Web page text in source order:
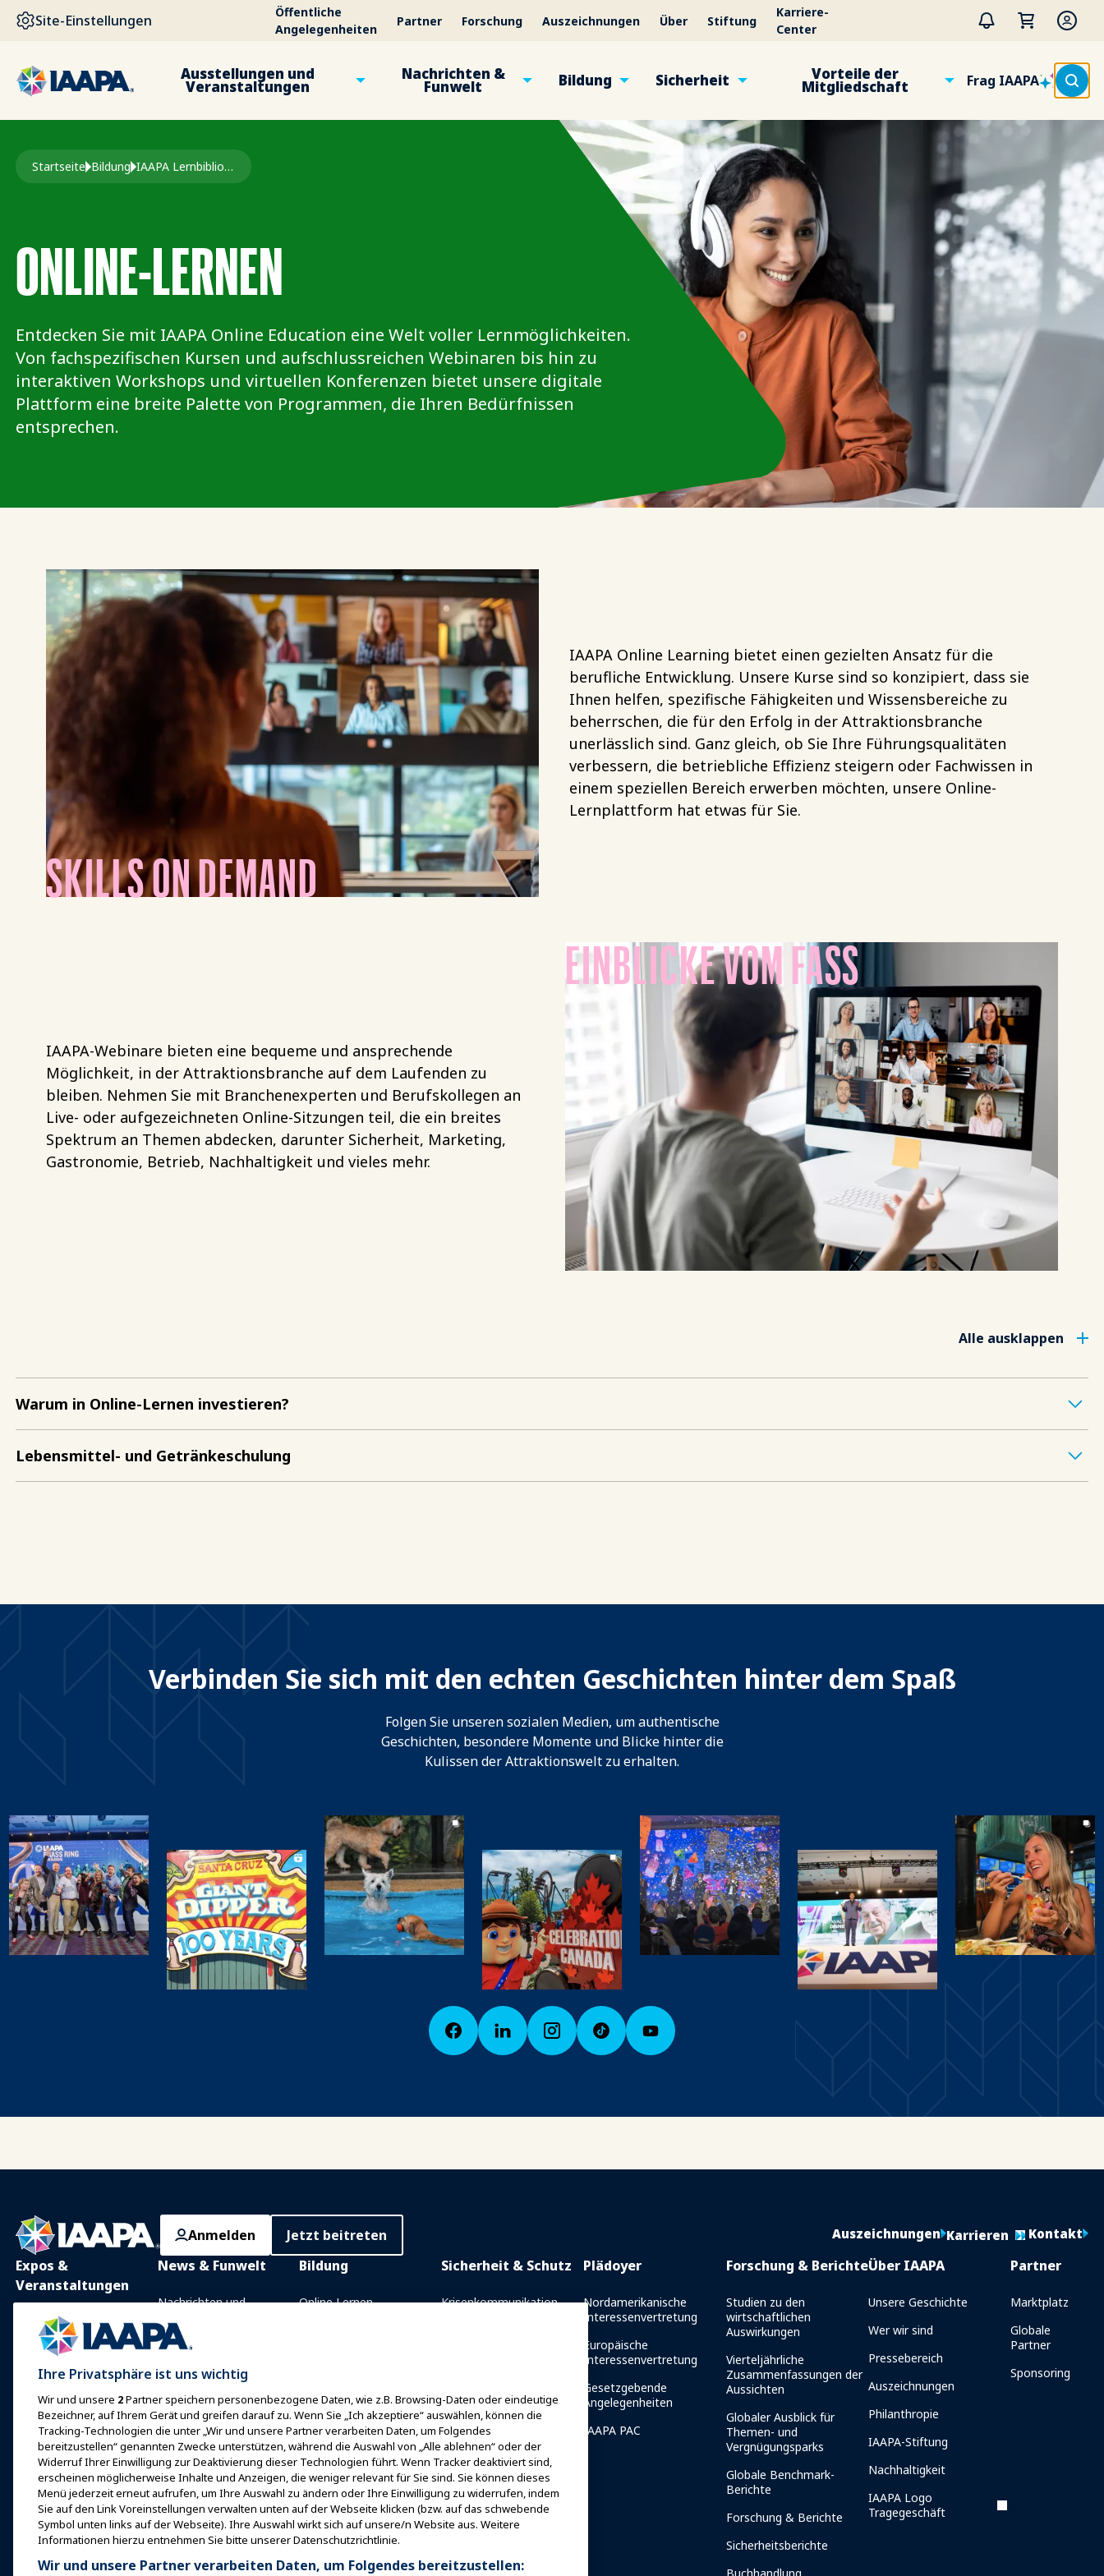
DIREKT ZUM INHALT
Site-Einstellungen
Öffentliche
Angelegenheiten
Partner Forschung Auszeichnungen Über Stiftung
Karriere-
Center
Ausstellungen und
Veranstaltungen
Nachrichten &
Funwelt Bildung Sicherheit Vorteile der
Mitgliedschaft Frag IAAPA
Pfadnavigation
Startseite Bildung IAAPA Lernbibliothek
ONLINE-LERNEN
Entdecken Sie mit IAAPA Online Education eine Welt voller Lernmöglichkeiten.
Von fachspezifischen Kursen und aufschlussreichen Webinaren bis hin zu
interaktiven Workshops und virtuellen Konferenzen bietet unsere digitale
Plattform eine breite Palette von Programmen, die Ihren Bedürfnissen
entsprechen.
Missionsvision
SKILLS ON DEMAND
IAAPA Online Learning bietet einen gezielten Ansatz für die
berufliche Entwicklung. Unsere Kurse sind so konzipiert, dass sie
Ihnen helfen, spezifische Fähigkeiten und Wissensbereiche zu
beherrschen, die für den Erfolg in der Attraktionsbranche
unerlässlich sind. Ganz gleich, ob Sie Ihre Führungsqualitäten
verbessern, die betriebliche Effizienz steigern oder Fachwissen in
einem speziellen Bereich erwerben möchten, unsere Online-
Lernplattform hat etwas für Sie.
EINBLICKE VOM FASS
IAAPA-Webinare bieten eine bequeme und ansprechende
Möglichkeit, in der Attraktionsbranche auf dem Laufenden zu
bleiben. Nehmen Sie mit Branchenexperten und Berufskollegen an
Live- oder aufgezeichneten Online-Sitzungen teil, die ein breites
Spektrum an Themen abdecken, darunter Sicherheit, Marketing,
Gastronomie, Betrieb, Nachhaltigkeit und vieles mehr.
Alle ausklappen
Warum in Online-Lernen investieren?
Lebensmittel- und Getränkeschulung
Verbinden Sie sich mit den echten Geschichten hinter dem Spaß
Folgen Sie unseren sozialen Medien, um authentische
Geschichten, besondere Momente und Blicke hinter die
Kulissen der Attraktionswelt zu erhalten.
Anmelden Jetzt beitreten Auszeichnungen Karrieren Kontakt
Expos &
Veranstaltungen
IAAPA Expo
Expo Europa
Expo Asien
Expo Naher Osten
Kommende
Veranstaltungen
Bei einer Expo oder
Veranstaltung sprechen
Ein Meeting oder Ereignis
buchen
Werde ein Botschafter
News & Funwelt
Nachrichten und
Mit IAAPA werben
Frühere Ausgaben
Schreiben Sie für Funworld
Bildung
Online Lernen
Zertifizierung
Programme der IAAPA-
Stiftung
erkundet
Finde einen Mentor
Ressourcen
Sicherheit & Schutz
Krisenkommunikation
Sicherheit
Ressourcen für die
Sicherheit
Sicherheits- und
Schutznachrichten
Sicherheitsausschüsse
Plädoyer
Nordamerikanische
Interessenvertretung
Europäische
Interessenvertretung
Gesetzgebende
Angelegenheiten
IAAPA PAC
Forschung & Berichte
Studien zu den
wirtschaftlichen
Auswirkungen
Vierteljährliche
Zusammenfassungen der
Aussichten
Globaler Ausblick für
Themen- und
Vergnügungsparks
Globale Benchmark-
Berichte
Forschung & Berichte
Sicherheitsberichte
Über IAAPA
Unsere Geschichte
Wer wir sind
Pressebereich
Auszeichnungen
Philanthropie
IAAPA-Stiftung
Nachhaltigkeit
IAAPA Logo
Tragegeschäft
Partner
Marktplatz
Globale
Partner
Sponsoring
Ihre Privatsphäre ist uns wichtig
Wir und unsere 2Partner speichern personenbezogene Daten, wie z.B. Browsing-Daten oder eindeutige
Bezeichner, auf Ihrem Gerät und greifen darauf zu. Wenn Sie „Ich akzeptiere“ auswählen, können die
Tracking-Technologien die unter „Wir und unsere Partner verarbeiten Daten, um Folgendes
bereitzustellen“ genannten Zwecke unterstützen, während die Auswahl von „Alle ablehnen“ oder der
Widerruf Ihrer Einwilligung zur Deaktivierung dieser Technologien führt. Wenn Tracker deaktiviert sind,
erscheinen möglicherweise Inhalte und Anzeigen, die weniger relevant für Sie sind. Sie können dieses
Menü jederzeit erneut aufrufen, um Ihre Auswahl zu ändern oder Ihre Einwilligung zu widerrufen, indem
Sie auf den Link Voreinstellungen verwalten unten auf der Webseite klicken (bzw. auf das schwebende
Symbol unten links auf der Webseite). Ihre Auswahl wirkt sich auf unsere/n Website aus. Weitere
Informationen hierzu entnehmen Sie bitte unserer Datenschutzrichtlinie.
Wir und unsere Partner verarbeiten Daten, um Folgendes bereitzustellen: